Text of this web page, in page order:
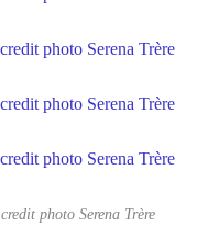
credit photo Serena Trère